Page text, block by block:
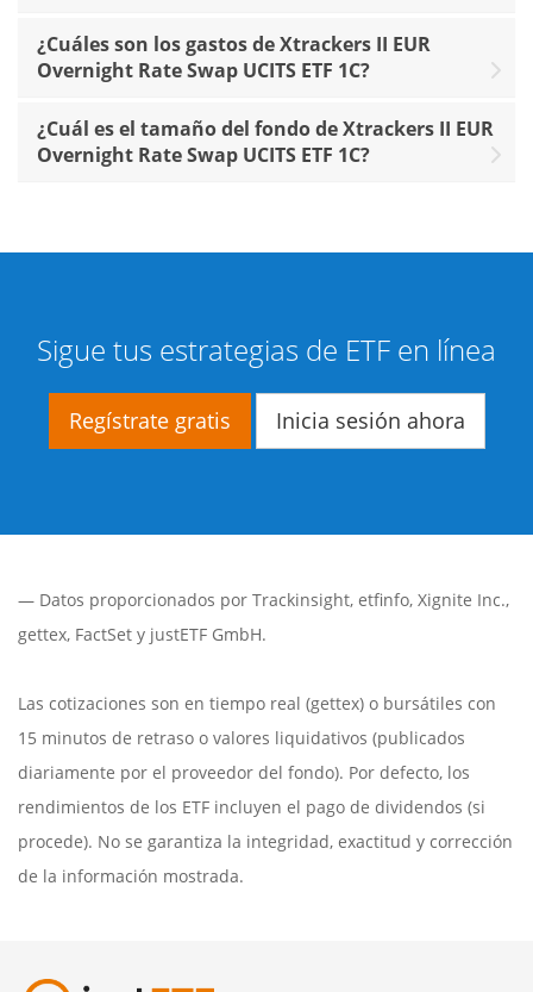
¿Cuáles son los gastos de Xtrackers II EUR
Overnight Rate Swap UCITS ETF 1C?
¿Cuál es el tamaño del fondo de Xtrackers II EUR
Overnight Rate Swap UCITS ETF 1C?
Sigue tus estrategias de ETF en línea
Regístrate gratis Inicia sesión ahora
— Datos proporcionados por Trackinsight, etfinfo, Xignite Inc.,
gettex, FactSet y justETF GmbH.
Las cotizaciones son en tiempo real (gettex) o bursátiles con
15 minutos de retraso o valores liquidativos (publicados
diariamente por el proveedor del fondo). Por defecto, los
rendimientos de los ETF incluyen el pago de dividendos (si
procede). No se garantiza la integridad, exactitud y corrección
de la información mostrada.